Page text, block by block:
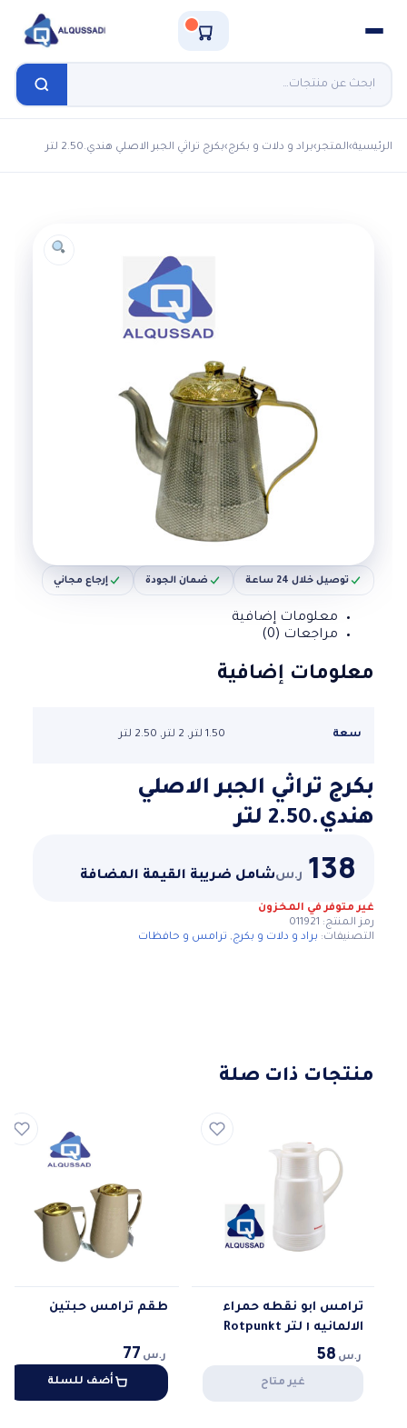
الرئيسية›المتجر›براد و دلات و بكرج›بكرج تراثي الجبر الاصلي هندي.2.50 لتر
بكرج تراثي الجبر الاصلي
هندي.2.50 لتر
138 ر.سشامل ضريبة القيمة المضافة
غير متوفر في المخزون
رمز المنتج: 011921
التصنيفات: براد و دلات و بكرج, ترامس و حافظات
توصيل خلال 24 ساعة ضمان الجودة إرجاع مجاني
معلومات إضافية
مراجعات (0)
معلومات إضافية
سعة 1.50 لتر, 2 لتر, 2.50 لتر
منتجات ذات صلة
ترامس ابو نقطه حمراء
الالمانيه ١ لتر Rotpunkt
ر.س 58
غير متاح
طقم ترامس حبتين
ر.س 77
أضف للسلة